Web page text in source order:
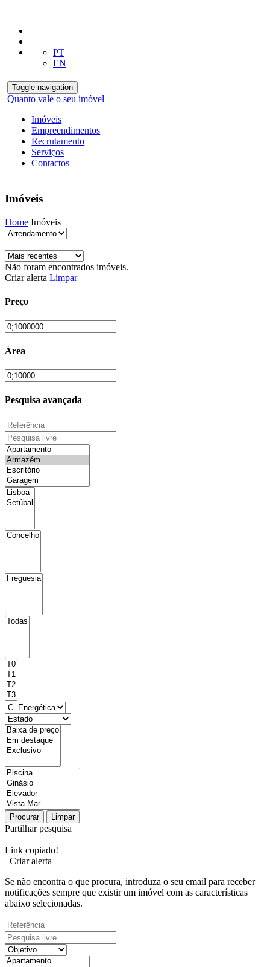
PT
EN
Toggle navigation
Quanto vale o seu imóvel
Imóveis
Empreendimentos
Recrutamento
Serviços
Contactos
Imóveis
Home Imóveis
Não foram encontrados imóveis.
Criar alerta Limpar
Preço
Área
Pesquisa avançada
Procurar Limpar
Partilhar pesquisa
Link copiado!
Criar alerta
Se não encontra o que procura, introduza o seu email para receber
notificações sempre que existir um imóvel com as características
abaixo selecionadas.